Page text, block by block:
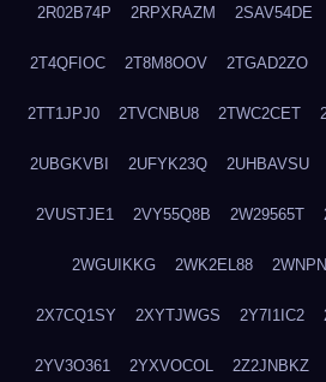
2R02B74P 2RPXRAZM 2SAV54DE
2T4QFIOC 2T8M8OOV 2TGAD2ZO
2TT1JPJ0 2TVCNBU8 2TWC2CET
2UBGKVBI 2UFYK23Q 2UHBAVSU
2VUSTJE1 2VY55Q8B 2W29565T
2WGUIKKG 2WK2EL88
2X7CQ1SY 2XYTJWGS 2Y7I1IC2
2YV3O361 2YXVOCOL 2Z2JNBKZ